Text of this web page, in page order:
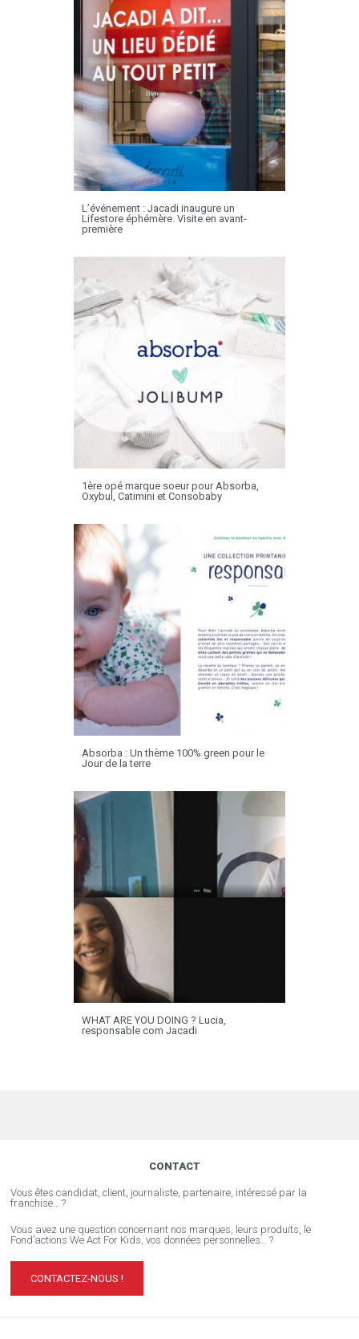
L’événement : Jacadi inaugure un
Lifestore éphémère. Visite en avant-
première
1ère opé marque soeur pour Absorba,
Oxybul, Catimini et Consobaby
Absorba : Un thème 100% green pour le
Jour de la terre
WHAT ARE YOU DOING ? Lucia,
responsable com Jacadi
CONTACT
Vous êtes candidat, client, journaliste, partenaire, intéressé par la
franchise… ?
Vous avez une question concernant nos marques, leurs produits, le
Fond’actions We Act For Kids, vos données personnelles… ?
CONTACTEZ-NOUS !